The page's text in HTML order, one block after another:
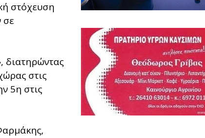
στόχευση
σε
διατηρώντας
στις
5η στις